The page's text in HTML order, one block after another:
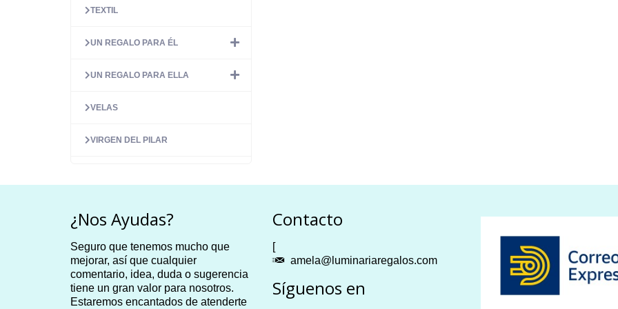
TEXTIL
UN REGALO PARA ÉL
UN REGALO PARA ELLA
VELAS
VIRGEN DEL PILAR
¿Nos Ayudas?
Seguro que tenemos mucho que
mejorar, así que cualquier
comentario, idea, duda o sugerencia
tiene un gran valor para nosotros.
Estaremos encantados de atenderte
Contacto
[
amela@luminariaregalos.com
Síguenos en